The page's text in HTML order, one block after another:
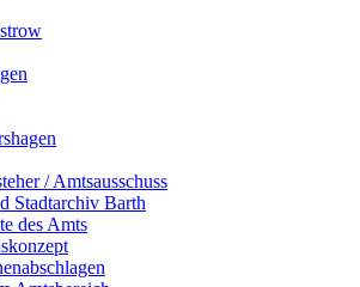
/ Amtsausschuss
Stadtarchiv Barth
des Amts